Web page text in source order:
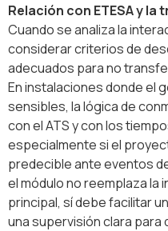
Relación con ETESA y
Cuando se analiza la
considerar criterios de
adecuados para no
En instalaciones donde el
sensibles, la lógica de
con el ATS y con los
especialmente si el
predecible ante eventos
el módulo no reemplaza la
principal, sí debe facilitar
una supervisión clara para